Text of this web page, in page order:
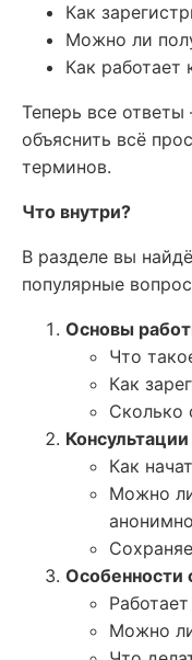
Как
Можно ли
Как работает
Теперь все
объяснить всё
терминов.
Что внутри?
В разделе вы
популярные
Основы
Что
Как
Сколько
Как
Можно
Особенности
Можно